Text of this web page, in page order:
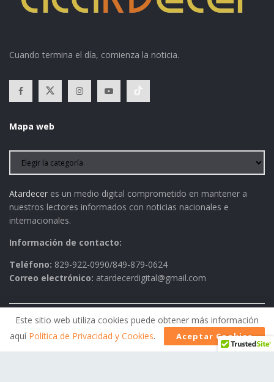
Cuando termina el día, comienza la noticia.
Mapa web
Atardecer es un medio digital comprometido en mantener a
nuestros lectores informados con noticias nacionales e
internacionales.
Información de contacto:
Teléfono: 829-922-0990/849-879-0624
Correo electrónico: atardecerdigital@gmail.com
Política de Privacidad AVISO LEGAL
Contactos
Historia
Este sitio web utiliza cookies puede obtener más información
aquí Política de Privacidad y Cookies. Aceptar Cookies